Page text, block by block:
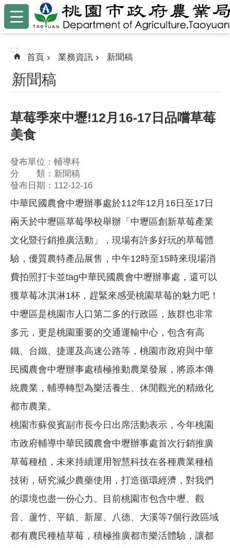
跳到主要內容區塊
:::
:::
首頁 業務資訊 新聞稿
新聞稿
草莓季來中壢!12月16-17日品嚐草莓
美食
發布單位：輔導科
分 類：新聞稿
發布日期：112-12-16
中華民國農會中壢辦事處於112年12月16日至17日
兩天於中壢區草莓學校舉辦「中壢區創新草莓產業
文化暨行銷推廣活動」，現場有許多好玩的草莓體
驗，優質農特產品展售，中午12時至15時來現場消
費拍照打卡並tag中華民國農會中壢辦事處，還可以
獲草莓冰淇淋1杯，趕緊來感受桃園草莓的魅力吧！
中壢區是桃園市人口第二多的行政區，族群也非常
多元，更是桃園重要的交通運輸中心，包含有高
鐵、台鐵、捷運及高速公路等，桃園市政府與中華
民國農會中壢辦事處積極推動農業發展，將原本傳
統農業，輔導轉型為樂活養生、休閒觀光的精緻化
都市農業。
桃園市蘇俊賓副市長今日出席活動表示，今年桃園
市政府輔導中華民國農會中壢辦事處首次行銷推廣
草莓種植，未來持續運用智慧科技在各種農業種植
技術，研究減少農藥使用，打造循環經濟，對我們
的環境也盡一份心力。目前桃園市包含中壢、觀
音、蘆竹、平鎮、新屋、八德、大溪等7個行政區域
都有農民種植草莓，積極推廣都市樂活體驗，讓都